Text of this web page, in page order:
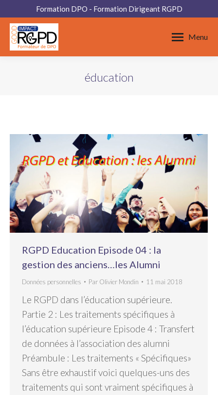
Formation DPO - Formation Dirigeant RGPD
Menu
éducation
RGPD Education Episode 04 : la
gestion des anciens…les Alumni
Données personnelles Par Olivier Mondin 11 mai 2018
Le RGPD dans l’éducation supérieure.
Partie 2 : Les traitements spécifiques à
l’éducation supérieure Episode 4 : Transfert
de données à l’association des alumni
Préambule : Les traitements « Spécifiques»
Sans être exhaustif voici quelques-uns des
traitements qui sont vraiment spécifiques à